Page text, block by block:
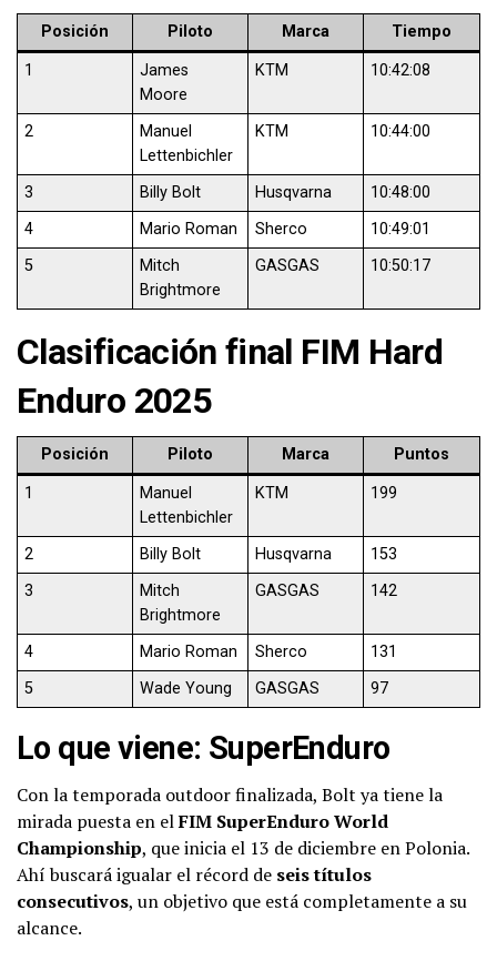
Posición Piloto Marca Tiempo
1
James
Moore
KTM 10:42:08
2
Manuel
Lettenbichler
KTM 10:44:00
3 Billy Bolt Husqvarna
10:48:00
4
Mario Roman Sherco
10:49:01
5
Mitch
Brightmore
GASGAS 10:50:17
Clasificación final FIM Hard
Enduro 2025
Posición Piloto Marca Puntos
1
Manuel
Lettenbichler
KTM 199
2 Billy Bolt Husqvarna
153
3
Mitch
Brightmore
GASGAS 142
4 Mario Roman Sherco
131
5
Wade Young GASGAS 97
Lo que viene: SuperEnduro
Con la temporada outdoor finalizada, Bolt ya tiene la
mirada puesta en elFIM SuperEnduro World
Championship, que inicia el 13 de diciembre en Polonia.
Ahí buscará igualar el récord de seis títulos
consecutivos, un objetivo que está completamente a su
alcance.